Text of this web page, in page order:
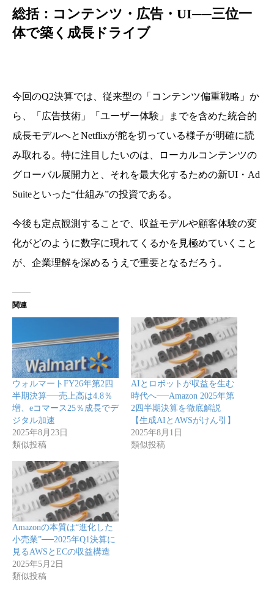
総括：コンテンツ・広告・UI──三位一
体で築く成長ドライブ
今回のQ2決算では、従来型の「コンテンツ偏重戦略」か
ら、「広告技術」「ユーザー体験」までを含めた統合的
成長モデルへとNetflixが舵を切っている様子が明確に読
み取れる。特に注目したいのは、ローカルコンテンツの
グローバル展開力と、それを最大化するための新UI・Ad
Suiteといった“仕組み”の投資である。
今後も定点観測することで、収益モデルや顧客体験の変
化がどのように数字に現れてくるかを見極めていくこと
が、企業理解を深めるうえで重要となるだろう。
関連
ウォルマートFY26年第2四
半期決算──売上高は4.8％
増、eコマース25％成長でデ
ジタル加速
2025年8月23日
類似投稿
AIとロボットが収益を生む
時代へ──Amazon 2025年第
2四半期決算を徹底解説
【生成AIとAWSがけん引】
2025年8月1日
類似投稿
Amazonの本質は“進化した
小売業”──2025年Q1決算に
見るAWSとECの収益構造
2025年5月2日
類似投稿